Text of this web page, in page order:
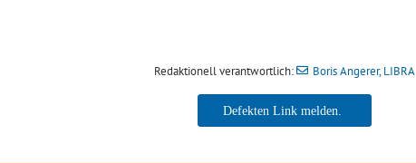
Redaktionell verantwortlich: Boris Angerer, LIBRA
Boris Angerer, LIBRA